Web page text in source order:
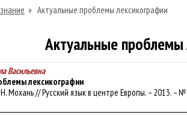
» Актуальные проблемы лексикографии
Актуальные проблемы
Васильевна
лексикографии
Н. Мохань // Русский язык в центре Европы. – 2013. –